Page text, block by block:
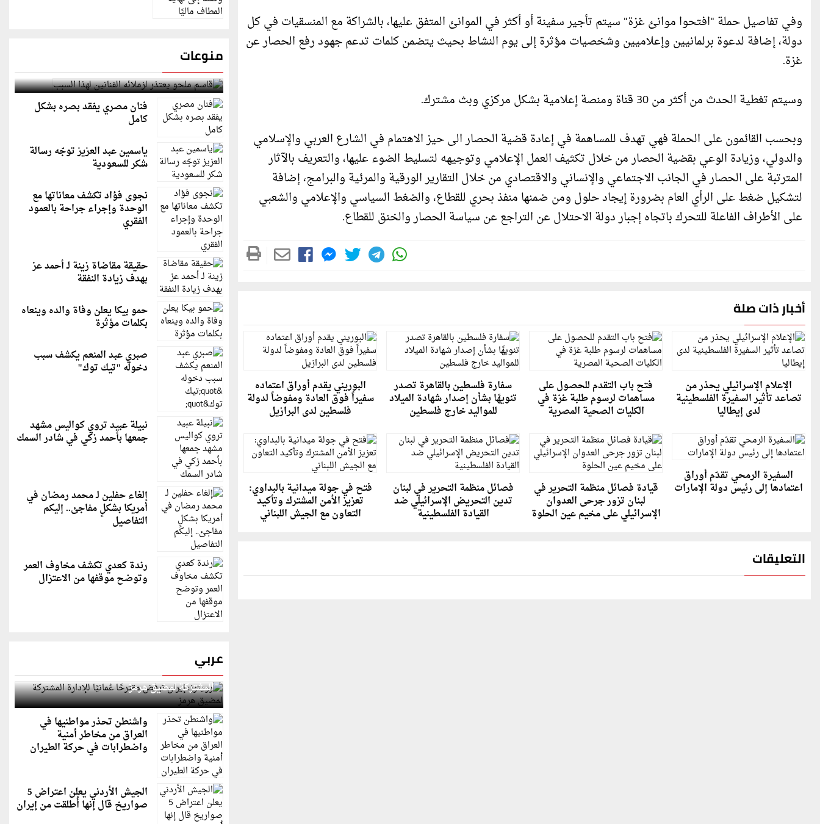
وفي تفاصيل حملة "افتحوا موانئ غزة" سيتم تأجير سفينة أو أكثر في الموانئ المتفق عليها، بالشراكة مع المنسقيات في كل
دولة، إضافة لدعوة برلمانيين وإعلاميين وشخصيات مؤثرة إلى يوم النشاط بحيث يتضمن كلمات تدعم جهود رفع الحصار عن
غزة.
وسيتم تغطية الحدث من أكثر من 30 قناة ومنصة إعلامية بشكل مركزي وبث مشترك.
وبحسب القائمون على الحملة فهي تهدف للمساهمة في إعادة قضية الحصار الى حيز الاهتمام في الشارع العربي والإسلامي
والدولي، وزيادة الوعي بقضية الحصار من خلال تكثيف العمل الإعلامي وتوجيهه لتسليط الضوء عليها، والتعريف بالآثار
المترتبة على الحصار في الجانب الاجتماعي والإنساني والاقتصادي من خلال التقارير الورقية والمرئية والبرامج، إضافة
لتشكيل ضغط على الرأي العام بضرورة إيجاد حلول ومن ضمنها منفذ بحري للقطاع، والضغط السياسي والإعلامي والشعبي
على الأطراف الفاعلة للتحرك باتجاه إجبار دولة الاحتلال عن التراجع عن سياسة الحصار والخنق للقطاع.
أخبار ذات صلة
الإعلام الإسرائيلي يحذر من
تصاعد تأثير السفيرة الفلسطينية
لدى إيطاليا
فتح باب التقدم للحصول على
مساهمات لرسوم طلبة غزة في
الكليات الصحية المصرية
سفارة فلسطين بالقاهرة تصدر
تنويهًا بشأن إصدار شهادة الميلاد
للمواليد خارج فلسطين
البوريني يقدم أوراق اعتماده
سفيراً فوق العادة ومفوضاً لدولة
فلسطين لدى البرازيل
السفيرة الرمحي تقدّم أوراق
اعتمادها إلى رئيس دولة الإمارات قيادة فصائل منظمة التحرير في
لبنان تزور جرحى العدوان
الإسرائيلي على مخيم عين الحلوة
فصائل منظمة التحرير في لبنان
تدين التحريض الإسرائيلي ضد
القيادة الفلسطينية
فتح في جولة ميدانية بالبداوي:
تعزيز الأمن المشترك وتأكيد
التعاون مع الجيش اللبناني
التعليقات
منوعات
قاسم ملحو يعتذر لزملائه الفنانين لهذا السبب
فنان مصري يفقد بصره بشكل
كامل
ياسمين عبد العزيز توجّه رسالة
شكر للسعودية
نجوى فؤاد تكشف معاناتها مع
الوحدة وإجراء جراحة بالعمود
الفقري
حقيقة مقاضاة زينة لـ أحمد عز
بهدف زيادة النفقة
حمو بيكا يعلن وفاة والده وينعاه
بكلمات مؤثرة
صبري عبد المنعم يكشف سبب
دخوله "تيك توك"
نبيلة عبيد تروي كواليس مشهد
جمعها بأحمد زكي في شادر السمك
إلغاء حفلين لـ محمد رمضان في
أمريكا بشكلٍ مفاجئ.. إليكم
التفاصيل
رندة كعدي تكشف مخاوف العمر
وتوضح موقفها من الاعتزال
عربي
رويترز: إيران ترفض مقترحًا عُمانيًا للإدارة
المشتركة لمضيق هرمز
واشنطن تحذر مواطنيها في
العراق من مخاطر أمنية
واضطرابات في حركة الطيران
الجيش الأردني يعلن اعتراض 5
صواريخ قال إنها أُطلقت من إيران